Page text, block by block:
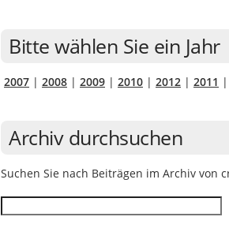
Bitte wählen Sie ein Jahr
2007 | 2008 | 2009 | 2010 | 2012 | 2011 |
Archiv durchsuchen
Suchen Sie nach Beiträgen im Archiv von